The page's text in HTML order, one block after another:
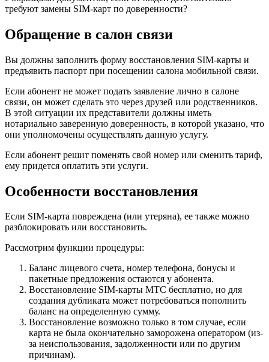
требуют замены SIM-карт по доверенности?
Обращение в салон связи
Вы должны заполнить форму восстановления SIM-карты и
предъявить паспорт при посещении салона мобильной связи.
Если абонент не может подать заявление лично в салоне
связи, он может сделать это через друзей или родственников.
В этой ситуации их представители должны иметь
нотариально заверенную доверенность, в которой указано, что
они уполномочены осуществлять данную услугу.
Если абонент решит поменять свой номер или сменить тариф,
ему придется оплатить эти услуги.
Особенности восстановления
Если SIM-карта повреждена (или утеряна), ее также можно
разблокировать или восстановить.
Рассмотрим функции процедуры:
Баланс лицевого счета, номер телефона, бонусы и
пакетные предложения остаются у абонента.
Восстановление SIM-карты МТС бесплатно, но для
создания дубликата может потребоваться пополнить
баланс на определенную сумму.
Восстановление возможно только в том случае, если
карта не была окончательно заморожена оператором (из-
за неиспользования, задолженности или по другим
причинам).